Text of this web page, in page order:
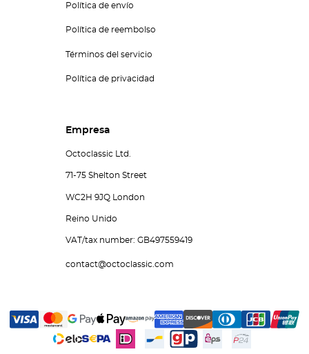
Política de envío
Política de reembolso
Términos del servicio
Política de privacidad
Empresa
Octoclassic Ltd.
71-75 Shelton Street
WC2H 9JQ London
Reino Unido
VAT/tax number: GB497559419
contact@octoclassic.com